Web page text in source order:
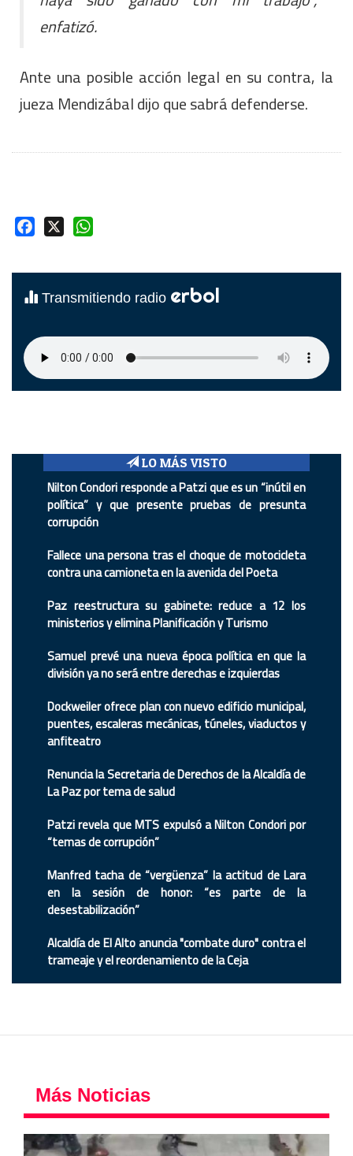
enfatizó.
Ante una posible acción legal en su contra, la
jueza Mendizábal dijo que sabrá defenderse.
Facebook
Transmitiendo radio erbol
LO MÁS VISTO
Nilton Condori responde a Patzi que es un “inútil en
política” y que presente pruebas de presunta
corrupción
Fallece una persona tras el choque de motocicleta
contra una camioneta en la avenida del Poeta
Paz reestructura su gabinete: reduce a 12 los
ministerios y elimina Planificación y Turismo
Samuel prevé una nueva época política en que la
división ya no será entre derechas e izquierdas
Dockweiler ofrece plan con nuevo edificio municipal,
puentes, escaleras mecánicas, túneles, viaductos y
anfiteatro
Renuncia la Secretaria de Derechos de la Alcaldía de
La Paz por tema de salud
Patzi revela que MTS expulsó a Nilton Condori por
“temas de corrupción”
Manfred tacha de “vergüenza” la actitud de Lara
en la sesión de honor: “es parte de la
desestabilización”
Alcaldía de El Alto anuncia "combate duro" contra el
trameaje y el reordenamiento de la Ceja
Más Noticias